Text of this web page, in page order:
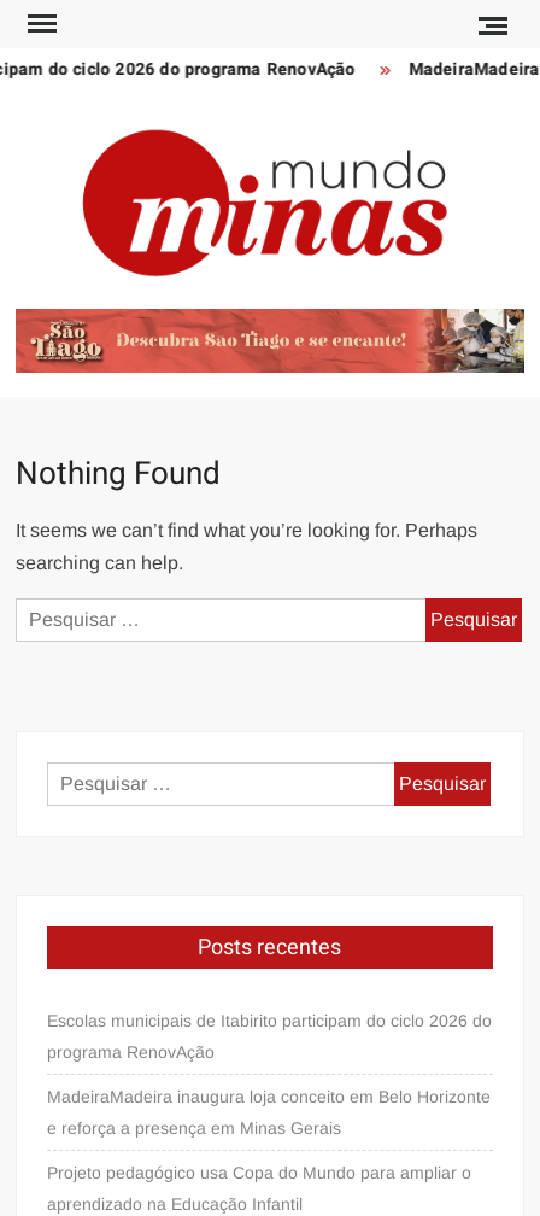
Skip
contentdo ciclo 2026 do programa RenovAção
Gerais
e do
mundo
Nothing Found
It seems we can’t find what you’re looking for. Perhaps
searching can help.
Pesquisar
por:
Pesquisar
por:
Posts recentes
Escolas municipais de Itabirito participam do ciclo 2026 do
programa RenovAção
MadeiraMadeira inaugura loja conceito em Belo Horizonte
e reforça a presença em Minas Gerais
Projeto pedagógico usa Copa do Mundo para ampliar o
aprendizado na Educação Infantil